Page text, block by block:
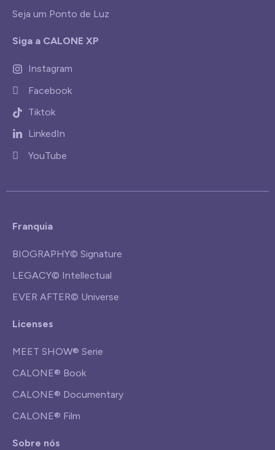
Seja um Ponto de Luz
Siga a CALONE XP
Instagram
Facebook
Tiktok
LinkedIn
YouTube
Franquia
BIOGRAPHY© Signature
LEGACY© Intellectual
EVER AFTER© Universe
Licenses
MEET SHOW® Serie
CALONE® Book
CALONE® Documentary
CALONE® Film
Sobre nós